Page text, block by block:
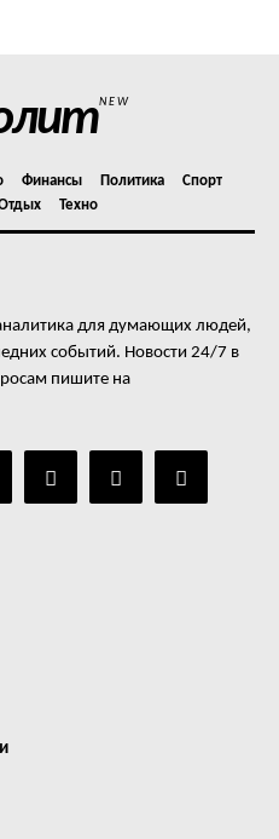
NEW
Финансы Политика
Спорт
Техно
для думающих людей,
событий. Новости 24/7 в
пишите на